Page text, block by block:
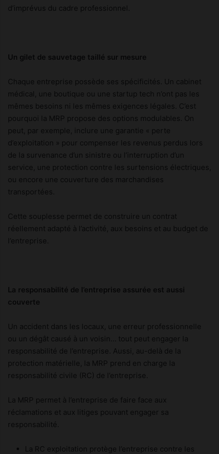
d’imprévus du cadre professionnel.
Un gilet de sauvetage taillé sur mesure
Chaque entreprise possède ses spécificités. Un cabinet
médical, une boutique ou une startup tech n’ont pas les
mêmes besoins ni les mêmes exigences légales. C’est
pourquoi la MRP propose des options modulables. On
peut, par exemple, inclure une garantie « perte
d’exploitation » pour compenser les revenus perdus lors
de la survenance d’un sinistre ou l’interruption d’un
service, une protection contre les surtensions électriques,
ou encore une couverture des marchandises
transportées.
Cette souplesse permet de construire un contrat
réellement adapté à l’activité, aux besoins et au budget de
l’entreprise.
La responsabilité de l’entreprise assurée est aussi
couverte
Un accident dans les locaux, une erreur professionnelle
ou un dégât causé à un voisin… tout peut engager la
responsabilité de l’entreprise. Aussi, au-delà de la
protection matérielle, la MRP prend en charge la
responsabilité civile (RC) de l’entreprise.
La MRP permet à l’entreprise de faire face aux
réclamations et aux litiges pouvant engager sa
responsabilité.
La RC exploitation protège l’entreprise contre les